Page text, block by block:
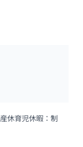
休育児休暇：制